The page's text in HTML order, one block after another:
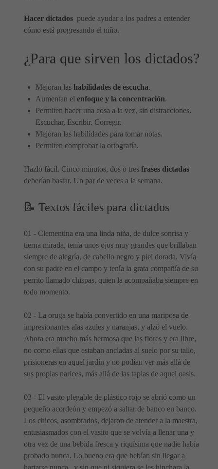
Hacer dictados puede ayudar a los padres a entender
cómo está progresando el niño.
¿Para que sirven los dictados?
Mejoran las habilidades de escucha.
Aumentan el enfoque y la concentración.
Permiten hacer una cosa a la vez, sin distracciones.
Escuchar, Escribir. Corregir.
Mejoran las habilidades para tomar notas.
Permiten comprobar la ortografía.
Hazlo fácil. Cinco minutos, dos o tres frases dictadas
deberían bastar. Un par de veces a la semana.
📝 Textos fáciles para dictados
01 - Clementina era una linda niña, de dulce sonrisa y
tierna mirada, tenía unos ojos muy grandes que brillaban
siempre de alegría, de cabello negro y piel dorada. Vivía
con su padre en el campo y tenía la grata compañía de su
perrito llamado chispas, quien la acompañaba siempre en
todo momento.
02 - La oruga se había convertido en una mariposa de
impresionantes alas azules y naranjas, y alzó el vuelo.
Ahora era mucho más hermosa que las flores y era libre,
no como ellas que estaban ancladas al suelo por su tallo,
prisioneras en aquel jardín y no podían ver más allá de
sus propias narices, más allá de las tapias de aquel oasis.
03 - El vasito plegable de plástico rojo se abrió como un
pequeño acordeón y empezó a saltar de banco en banco.
Los chicos, asombrados, dejaron de atender a la maestra,
entusiasmados con el vasito que se volvía a llenar una y
otra vez de una bebida fresca y riquísima que nadie había
probado nunca. Lo bueno era que bebían sin llegar a